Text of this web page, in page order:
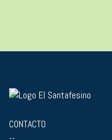
CONTACTO